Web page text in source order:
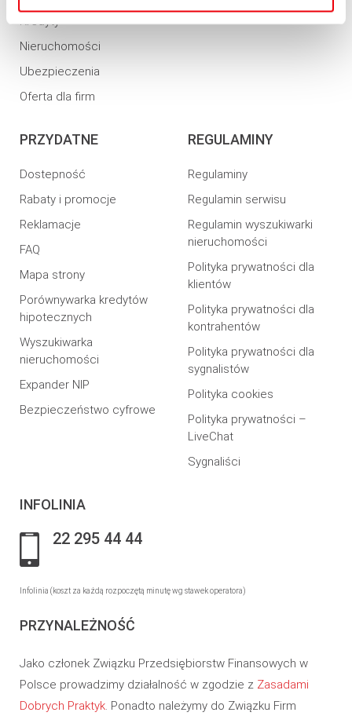
Kredyty
Nieruchomości
Ubezpieczenia
Oferta dla firm
PRZYDATNE
Dostepność
Rabaty i promocje
Reklamacje
FAQ
Mapa strony
Porównywarka kredytów
hipotecznych
Wyszukiwarka
nieruchomości
Expander NIP
Bezpieczeństwo cyfrowe
REGULAMINY
Regulaminy
Regulamin serwisu
Regulamin wyszukiwarki
nieruchomości
Polityka prywatności dla
klientów
Polityka prywatności dla
kontrahentów
Polityka prywatności dla
sygnalistów
Polityka cookies
Polityka prywatności –
LiveChat
Sygnaliści
INFOLINIA
22 295 44 44
Infolinia (koszt za każdą rozpoczętą minutę wg stawek operatora)
PRZYNALEŻNOŚĆ
Jako członek Związku Przedsiębiorstw Finansowych w
Polsce prowadzimy działalność w zgodzie z Zasadami
Dobrych Praktyk. Ponadto należymy do Związku Firm